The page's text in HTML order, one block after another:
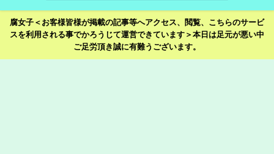
腐女子＜お客様皆様が掲載の記事等へアクセス、閲覧、こちらのサービ
スを利用される事でかろうじて運営できています＞本日は足元が悪い中
ご足労頂き誠に有難うございます。